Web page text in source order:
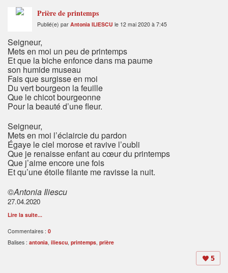
Prière de printemps
Publié(e) par Antonia ILIESCU le 12 mai 2020 à 7:45
Seigneur,
Mets en moi un peu de printemps
Et que la biche enfonce dans ma paume
son humide museau
Fais que surgisse en moi
Du vert bourgeon la feuille
Que le chicot bourgeonne
Pour la beauté d’une fleur.
Seigneur,
Mets en moi l’éclaircie du pardon
Égaye le ciel morose et ravive l’oubli
Que je renaisse enfant au cœur du printemps
Que j’aime encore une fois
Et qu’une étoile filante me ravisse la nuit.
©Antonia Iliescu
27.04.2020
Lire la suite...
Commentaires : 0
Balises : antonia, iliescu, printemps, prière
5